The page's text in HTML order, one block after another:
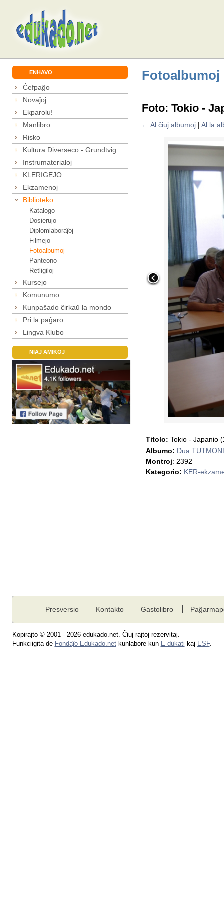
ENHAVO
Ĉefpaĝo
Novaĵoj
Ekparolu!
Manlibro
Risko
Kultura Diverseco - Grundtvig
Instrumaterialoj
KLERIGEJO
Ekzamenoj
Biblioteko
Katalogo
Dosierujo
Diplomlaboraĵoj
Filmejo
Fotoalbumoj
Panteono
Retligiloj
Kursejo
Komunumo
Kunpaŝado ĉirkaŭ la mondo
Pri la paĝaro
Lingva Klubo
NIAJ AMIKOJ
Fotoalbumoj
Foto: Tokio -
← Al ĉiuj albumoj |Al la
Titolo: Tokio - Japanio
Albumo: Dua
Montroj: 2392
Kategorio: KER-
Presversio Kontakto Gastolibro
Kopirajto © 2001 - 2026 edukado.net. Ĉiuj rajtoj rezervitaj.
Funkciigita de Fondaĵo Edukado.netkunlabore kun E-dukati kaj ESF.